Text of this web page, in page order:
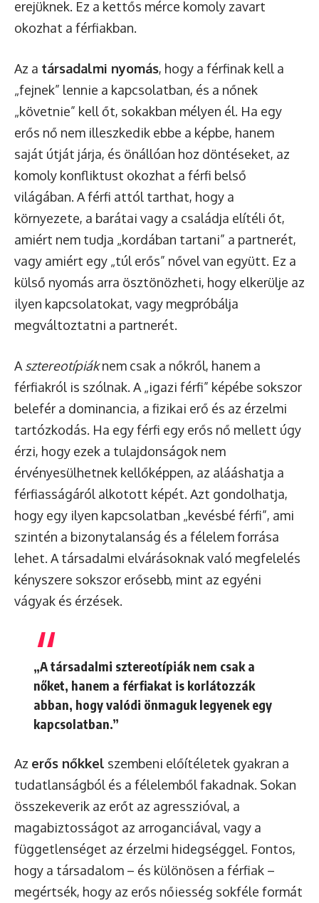
erejüknek. Ez a kettős mérce komoly zavart
okozhat a férfiakban.
Az a társadalmi nyomás, hogy a férfinak kell a
„fejnek” lennie a kapcsolatban, és a nőnek
„követnie” kell őt, sokakban mélyen él. Ha egy
erős nő nem illeszkedik ebbe a képbe, hanem
saját útját járja, és önállóan hoz döntéseket, az
komoly konfliktust okozhat a férfi belső
világában. A férfi attól tarthat, hogy a
környezete, a barátai vagy a családja elítéli őt,
amiért nem tudja „kordában tartani” a partnerét,
vagy amiért egy „túl erős” nővel van együtt. Ez a
külső nyomás arra ösztönözheti, hogy elkerülje az
ilyen kapcsolatokat, vagy megpróbálja
megváltoztatni a partnerét.
A sztereotípiáknem csak a nőkről, hanem a
férfiakról is szólnak. A „igazi férfi” képébe sokszor
belefér a dominancia, a fizikai erő és az érzelmi
tartózkodás. Ha egy férfi egy erős nő mellett úgy
érzi, hogy ezek a tulajdonságok nem
érvényesülhetnek kellőképpen, az alááshatja a
férfiasságáról alkotott képét. Azt gondolhatja,
hogy egy ilyen kapcsolatban „kevésbé férfi”, ami
szintén a bizonytalanság és a félelem forrása
lehet. A társadalmi elvárásoknak való megfelelés
kényszere sokszor erősebb, mint az egyéni
vágyak és érzések.
„A társadalmi sztereotípiák nem csak a
nőket, hanem a férfiakat is korlátozzák
abban, hogy valódi önmaguk legyenek egy
kapcsolatban.”
Az erős nőkkel szembeni előítéletek gyakran a
tudatlanságból és a félelemből fakadnak. Sokan
összekeverik az erőt az agresszióval, a
magabiztosságot az arroganciával, vagy a
függetlenséget az érzelmi hidegséggel. Fontos,
hogy a társadalom – és különösen a férfiak –
megértsék, hogy az erős nőiesség sokféle formát